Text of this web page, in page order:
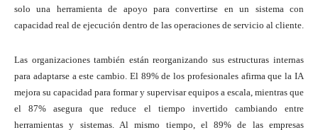
solo una herramienta de apoyo para convertirse en un sistema con
capacidad real de ejecución dentro de las operaciones de servicio al cliente.
Las organizaciones también están reorganizando sus estructuras internas
para adaptarse a este cambio. El 89% de los profesionales afirma que la IA
mejora su capacidad para formar y supervisar equipos a escala, mientras que
el 87% asegura que reduce el tiempo invertido cambiando entre
herramientas y sistemas. Al mismo tiempo, el 89% de las empresas